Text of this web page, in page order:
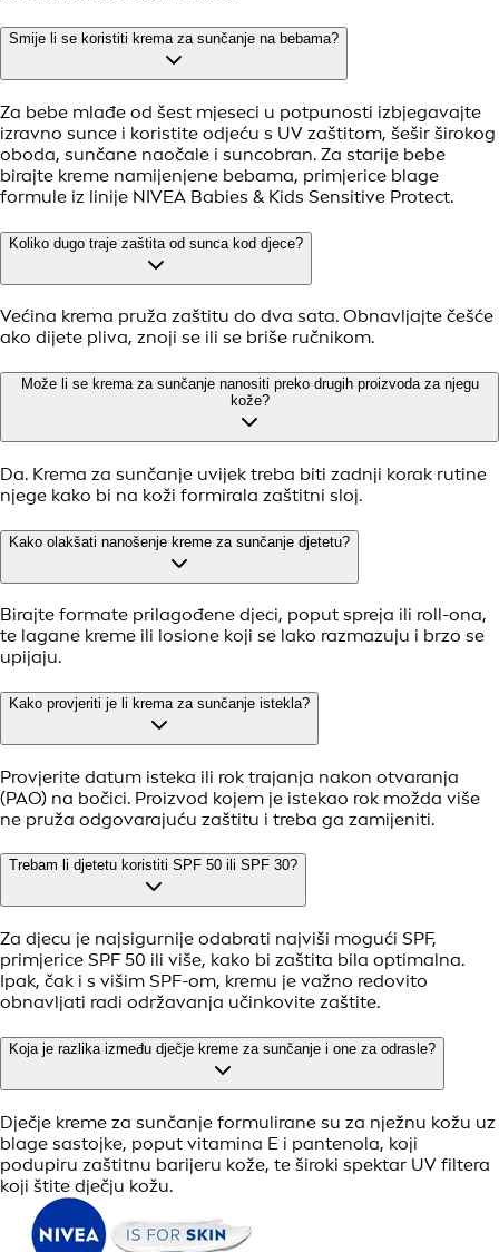
Smije li se koristiti krema za sunčanje na bebama?
Za bebe mlađe od šest mjeseci u potpunosti izbjegavajte
izravno sunce i koristite odjeću s UV zaštitom, šešir širokog
oboda, sunčane naočale i suncobran. Za starije bebe
birajte kreme namijenjene bebama, primjerice blage
formule iz linije NIVEA Babies & Kids Sensitive Protect.
Koliko dugo traje zaštita od sunca kod djece?
Većina krema pruža zaštitu do dva sata. Obnavljajte češće
ako dijete pliva, znoji se ili se briše ručnikom.
Može li se krema za sunčanje nanositi preko drugih proizvoda za njegu
kože?
Da. Krema za sunčanje uvijek treba biti zadnji korak rutine
njege kako bi na koži formirala zaštitni sloj.
Kako olakšati nanošenje kreme za sunčanje djetetu?
Birajte formate prilagođene djeci, poput spreja ili roll-ona,
te lagane kreme ili losione koji se lako razmazuju i brzo se
upijaju.
Kako provjeriti je li krema za sunčanje istekla?
Provjerite datum isteka ili rok trajanja nakon otvaranja
(PAO) na bočici. Proizvod kojem je istekao rok možda više
ne pruža odgovarajuću zaštitu i treba ga zamijeniti.
Trebam li djetetu koristiti SPF 50 ili SPF 30?
Za djecu je najsigurnije odabrati najviši mogući SPF,
primjerice SPF 50 ili više, kako bi zaštita bila optimalna.
Ipak, čak i s višim SPF-om, kremu je važno redovito
obnavljati radi održavanja učinkovite zaštite.
Koja je razlika između dječje kreme za sunčanje i one za odrasle?
Dječje kreme za sunčanje formulirane su za nježnu kožu uz
blage sastojke, poput vitamina E i pantenola, koji
podupiru zaštitnu barijeru kože, te široki spektar UV filtera
koji štite dječju kožu.